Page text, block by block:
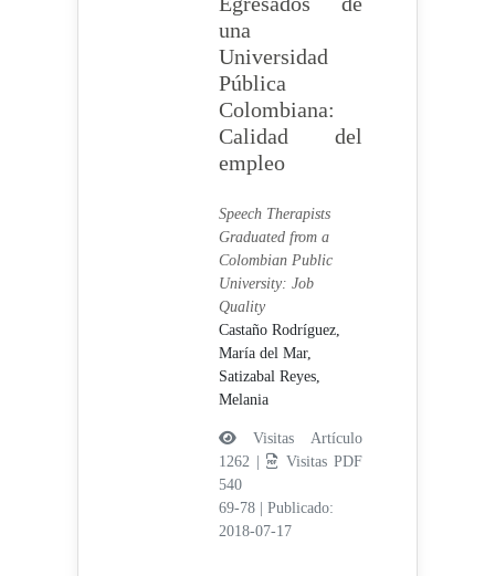
una
Universidad
Pública
Colombiana:
Calidad del
empleo
Speech Therapists
Graduated from a
Colombian Public
University: Job
Quality
Castaño Rodríguez,
María del Mar,
Satizabal Reyes,
Melania
Visitas Artículo
1262 |
Visitas PDF
540
69-78
Publicado:
2018-07-17